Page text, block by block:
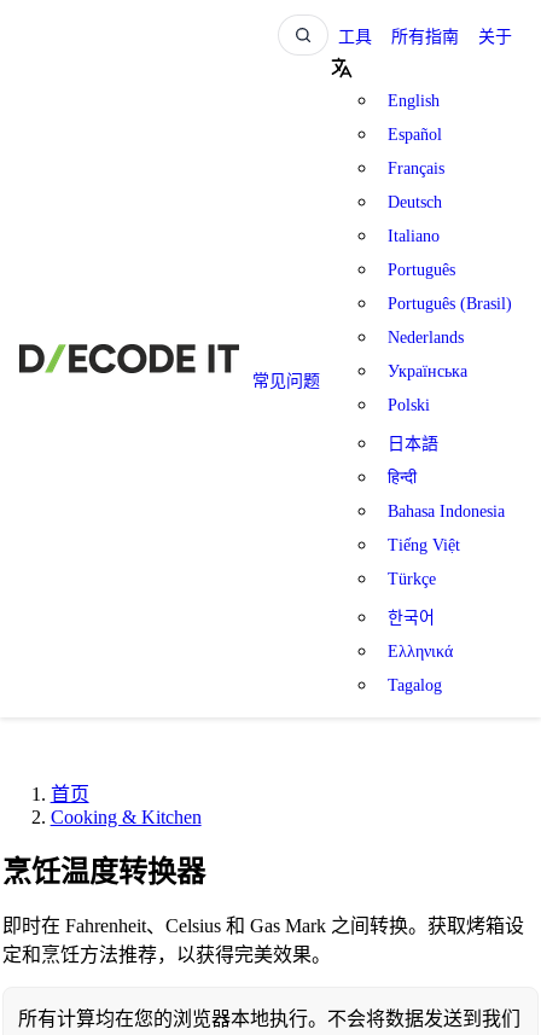
工具 所有指南 关于
常见问题
English
Español
Français
Deutsch
Italiano
Português
Português (Brasil)
Nederlands
Українська
Polski
日本語
हिन्दी
Bahasa Indonesia
Tiếng Việt
Türkçe
한국어
Ελληνικά
Tagalog
首页
Cooking & Kitchen
烹饪温度转换器
即时在 Fahrenheit、Celsius 和 Gas Mark 之间转换。获取烤箱设
定和烹饪方法推荐，以获得完美效果。
所有计算均在您的浏览器本地执行。不会将数据发送到我们